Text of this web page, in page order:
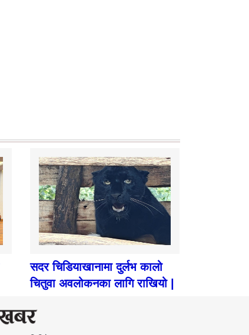
सदर चिडियाखानामा दुर्लभ कालो
चितुवा अवलोकनका लागि राखियो |